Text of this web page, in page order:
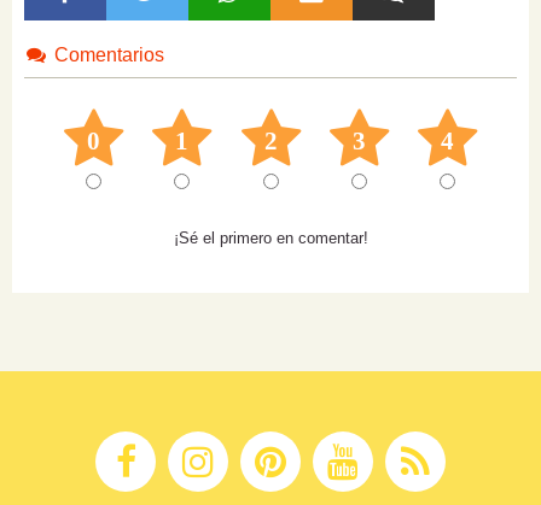
Comentarios
0 1 2 3 4
¡Sé el primero en comentar!